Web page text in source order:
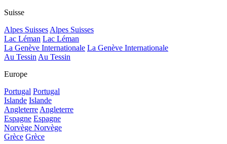
Suisse
Alpes Suisses Alpes Suisses
Lac Léman Lac Léman
La Genève Internationale La Genève Internationale
Au Tessin Au Tessin
Europe
Portugal Portugal
Islande Islande
Angleterre Angleterre
Espagne Espagne
Norvège Norvège
Grèce Grèce